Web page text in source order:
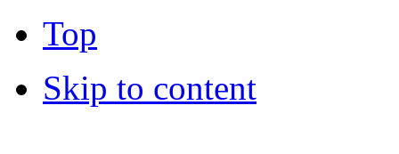
Top
Skip to content